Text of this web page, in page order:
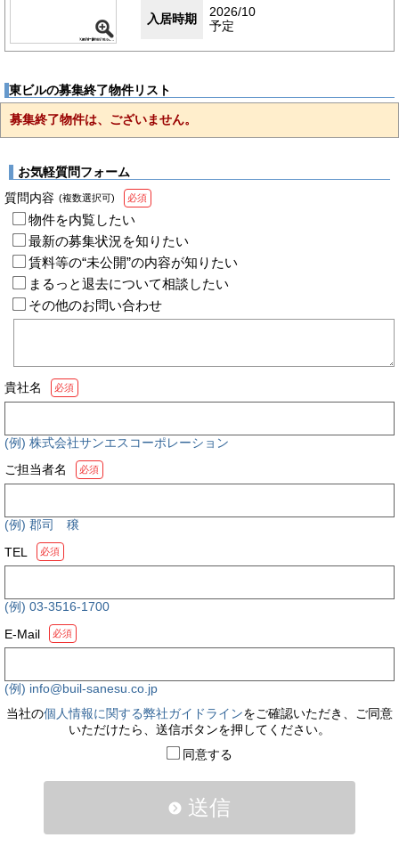
入居時期
2026/10
予定
東ビルの募集終了物件リスト
募集終了物件は、ございません。
お気軽質問フォーム
質問内容 (複数選択可) 必須
物件を内覧したい
最新の募集状況を知りたい
賃料等の“未公開”の内容が知りたい
まるっと退去について相談したい
その他のお問い合わせ
貴社名 必須
(例) 株式会社サンエスコーポレーション
ご担当者名
必須
(例) 郡司 穣
TEL
必須
(例) 03-3516-1700
E-Mail
必須
(例) info@buil-sanesu.co.jp
当社の個人情報に関する弊社ガイドラインをご確認いただき、ご同意
いただけたら、送信ボタンを押してください。
同意する
送信